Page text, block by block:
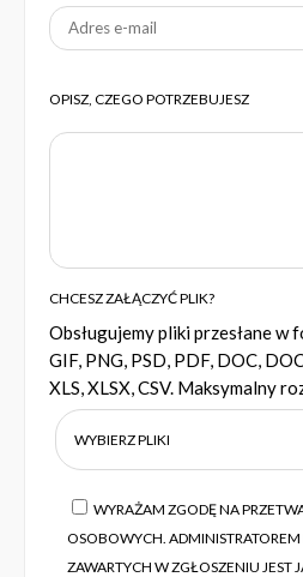
OPISZ, CZEGO POTRZEBUJESZ
CHCESZ ZAŁĄCZYĆ PLIK?
Obsługujemy pliki przesłane w
GIF, PNG, PSD, PDF, DOC,
XLS, XLSX, CSV. Maksymalny
WYBIERZ PLIKI
WYRAŻAM ZGODĘ NA
OSOBOWYCH.
ZAWARTYCH W ZGŁOSZENIU JEST